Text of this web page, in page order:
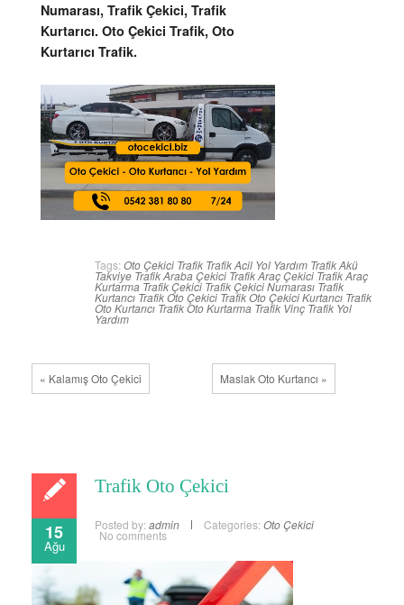
Numarası, Trafik Çekici, Trafik
Kurtarıcı. Oto Çekici Trafik, Oto
Kurtarıcı Trafik.
Tags: Oto Çekici Trafik Trafik Acil Yol Yardım Trafik Akü
Takviye Trafik Araba Çekici Trafik Araç Çekici Trafik Araç
Kurtarma Trafik Çekici Trafik Çekici Numarası Trafik
Kurtarıcı Trafik Oto Çekici Trafik Oto Çekici Kurtarıcı Trafik
Oto Kurtarıcı Trafik Oto Kurtarma Trafik Vinç Trafik Yol
Yardım
« Kalamış Oto Çekici Maslak Oto Kurtarıcı »
15
Ağu
Trafik Oto Çekici
Posted by: admin Categories: Oto Çekici
No comments